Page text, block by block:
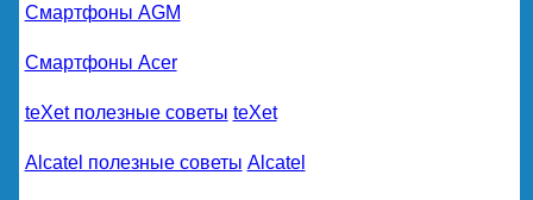
Смартфоны AGM
Смартфоны Acer
teXet полезные советы teXet
Alcatel полезные советы Alcatel